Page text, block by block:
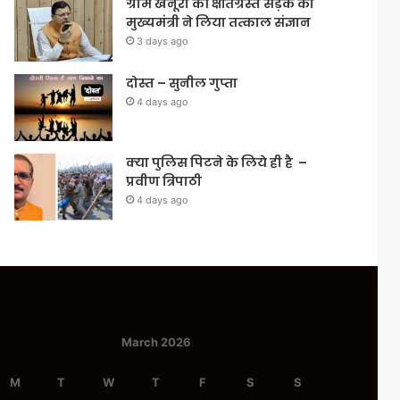
ग्राम खैनूरी की क्षतिग्रस्त सड़क का
मुख्यमंत्री ने लिया तत्काल संज्ञान
3 days ago
दोस्त – सुनील गुप्ता
4 days ago
क्या पुलिस पिटने के लिये ही है –
प्रवीण त्रिपाठी
4 days ago
March 2026
M T W T F S S